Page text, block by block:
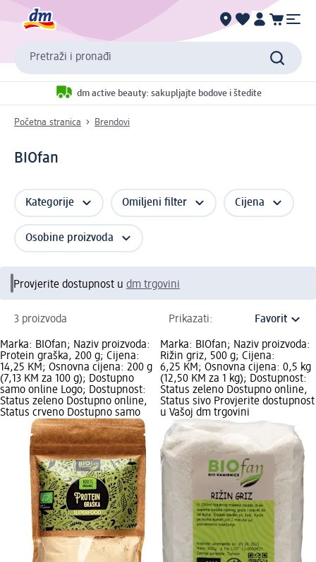
Pretraži i pronađi
dm active beauty: sakupljajte bodove i štedite
Početna stranica Brendovi
BIOfan
Kategorije Omiljeni filter Cijena
Osobine proizvoda
Provjerite dostupnost u dm trgovini
3 proizvoda Prikazati:
Marka: BIOfan; Naziv proizvoda:
Protein graška, 200 g; Cijena:
14,25 KM; Osnovna cijena: 200 g
(7,13 KM za 100 g); Dostupno
samo online Logo; Dostupnost:
Status zeleno Dostupno online,
Status crveno Dostupno samo
Marka: BIOfan; Naziv proizvoda:
Rižin griz, 500 g; Cijena:
6,25 KM; Osnovna cijena: 0,5 kg
(12,50 KM za 1 kg); Dostupnost:
Status zeleno Dostupno online,
Status sivo Provjerite dostupnost
u Vašoj dm trgovini